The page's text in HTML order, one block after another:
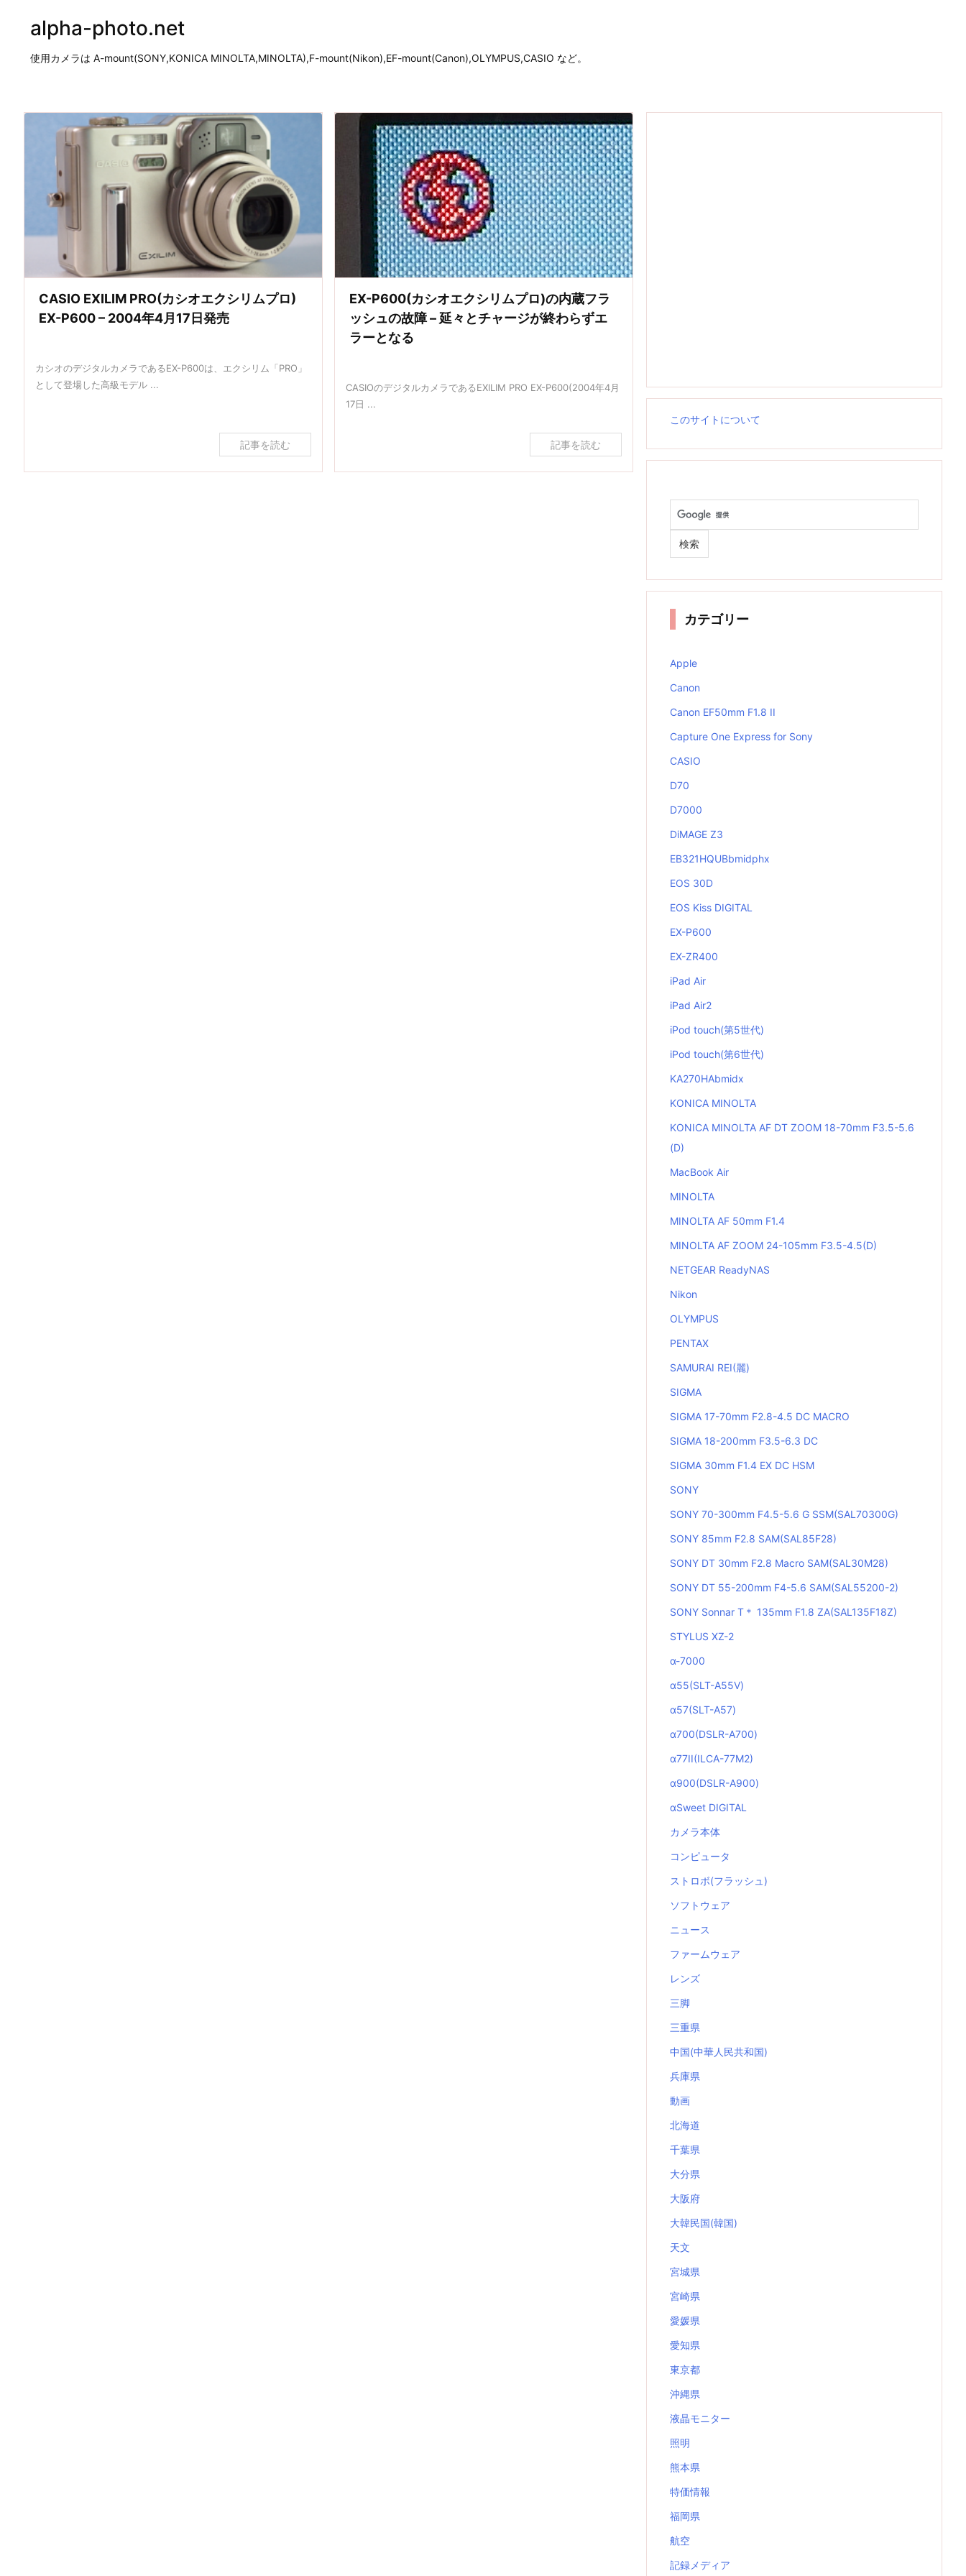
alpha-photo.net
使用カメラは A-mount(SONY,KONICA MINOLTA,MINOLTA),F-mount(Nikon),EF-mount(Canon),OLYMPUS,CASIO など。
CASIO EXILIM PRO(カシオエクシリムプロ)
EX-P600 – 2004年4月17日発売
カシオのデジタルカメラであるEX-P600は、エクシリム「PRO」
として登場した高級モデル ...
記事を読む
EX-P600(カシオエクシリムプロ)の内蔵フラ
ッシュの故障 – 延々とチャージが終わらずエ
ラーとなる
CASIOのデジタルカメラであるEXILIM PRO EX-P600(2004年4月
17日 ...
記事を読む
このサイトについて
カテゴリー
Apple
Canon
Canon EF50mm F1.8 II
Capture One Express for Sony
CASIO
D70
D7000
DiMAGE Z3
EB321HQUBbmidphx
EOS 30D
EOS Kiss DIGITAL
EX-P600
EX-ZR400
iPad Air
iPad Air2
iPod touch(第5世代)
iPod touch(第6世代)
KA270HAbmidx
KONICA MINOLTA
KONICA MINOLTA AF DT ZOOM 18-70mm F3.5-5.6
(D)
MacBook Air
MINOLTA
MINOLTA AF 50mm F1.4
MINOLTA AF ZOOM 24-105mm F3.5-4.5(D)
NETGEAR ReadyNAS
Nikon
OLYMPUS
PENTAX
SAMURAI REI(麗)
SIGMA
SIGMA 17-70mm F2.8-4.5 DC MACRO
SIGMA 18-200mm F3.5-6.3 DC
SIGMA 30mm F1.4 EX DC HSM
SONY
SONY 70-300mm F4.5-5.6 G SSM(SAL70300G)
SONY 85mm F2.8 SAM(SAL85F28)
SONY DT 30mm F2.8 Macro SAM(SAL30M28)
SONY DT 55-200mm F4-5.6 SAM(SAL55200-2)
SONY Sonnar T＊ 135mm F1.8 ZA(SAL135F18Z)
STYLUS XZ-2
α-7000
α55(SLT-A55V)
α57(SLT-A57)
α700(DSLR-A700)
α77II(ILCA-77M2)
α900(DSLR-A900)
αSweet DIGITAL
カメラ本体
コンピュータ
ストロボ(フラッシュ)
ソフトウェア
ニュース
ファームウェア
レンズ
三脚
三重県
中国(中華人民共和国)
兵庫県
動画
北海道
千葉県
大分県
大阪府
大韓民国(韓国)
天文
宮城県
宮崎県
愛媛県
愛知県
東京都
沖縄県
液晶モニター
照明
熊本県
特価情報
福岡県
航空
記録メディア